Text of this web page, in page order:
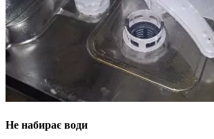
Не набирає води